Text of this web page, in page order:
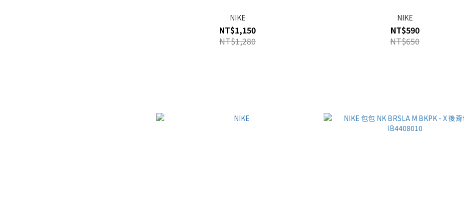
NIKE
NT$1,150
NT$1,280
NIKE
NT$590
NT$650